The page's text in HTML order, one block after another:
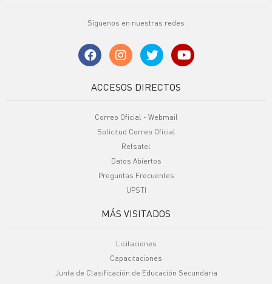
Síguenos en nuestras redes
ACCESOS DIRECTOS
Correo Oficial - Webmail
Solicitud Correo Oficial
Refsatel
Datos Abiertos
Preguntas Frecuentes
UPSTI
MÁS VISITADOS
Licitaciones
Capacitaciones
Junta de Clasificación de Educación Secundaria